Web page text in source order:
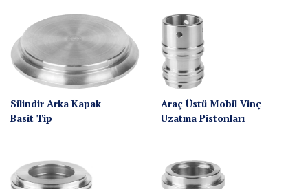
Silindir Arka Kapak
Basit Tip
Araç Üstü Mobil Vinç
Uzatma Pistonları